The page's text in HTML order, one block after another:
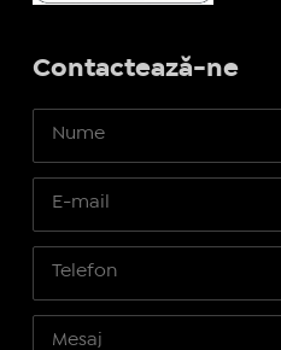
Contactează-ne